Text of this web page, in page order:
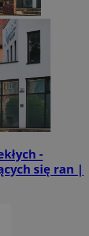
-
się ran |